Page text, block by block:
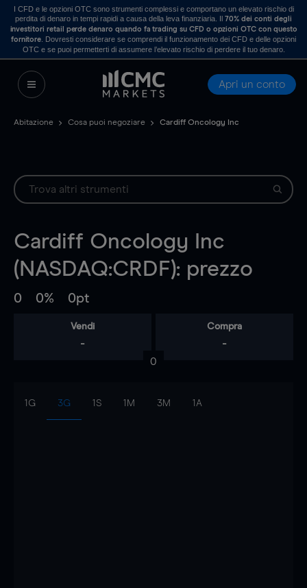
I CFD e le opzioni OTC sono strumenti complessi e comportano un elevato rischio di
perdita di denaro in tempi rapidi a causa della leva finanziaria. Il70% dei conti degli
investitori retail perde denaro quando fa trading su CFD o opzioni OTC con questo
fornitore . Dovresti considerare se comprendi il funzionamento dei CFD e delle opzioni
OTC e se puoi permetterti di assumere l’elevato rischio di perdere il tuo denaro.
Apri un conto
Abitazione Cosa puoi negoziare Cardiff Oncology Inc
Cardiff Oncology Inc
(NASDAQ:CRDF): prezzo
0 0% 0pt
Vendi
-
Compra
-
0
1G 3G 1S 1M 3M 1A